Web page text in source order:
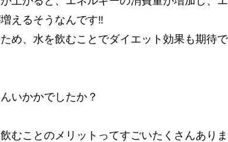
えるそうなんです‼️
め、水を飲むことでダイエット効果も期待
いかかでしたか？
むことのメリットってすごいたくさんあり